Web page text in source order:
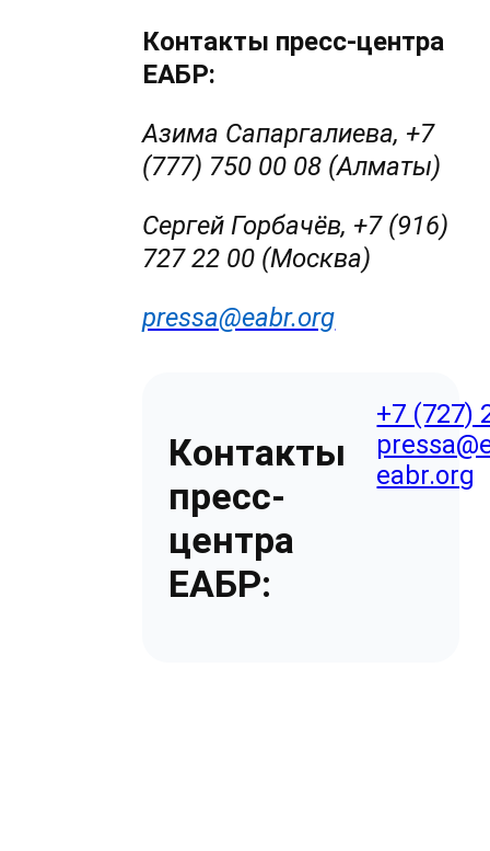
Контакты пресс-центра
ЕАБР:
Азима Сапаргалиева, +7
(777) 750 00 08 (Алматы)
Сергей Горбачёв, +7 (916)
727 22 00 (Москва)
pressa@eabr.org
Контакты
пресс-
центра
ЕАБР:
+7 (727)
eabr.org